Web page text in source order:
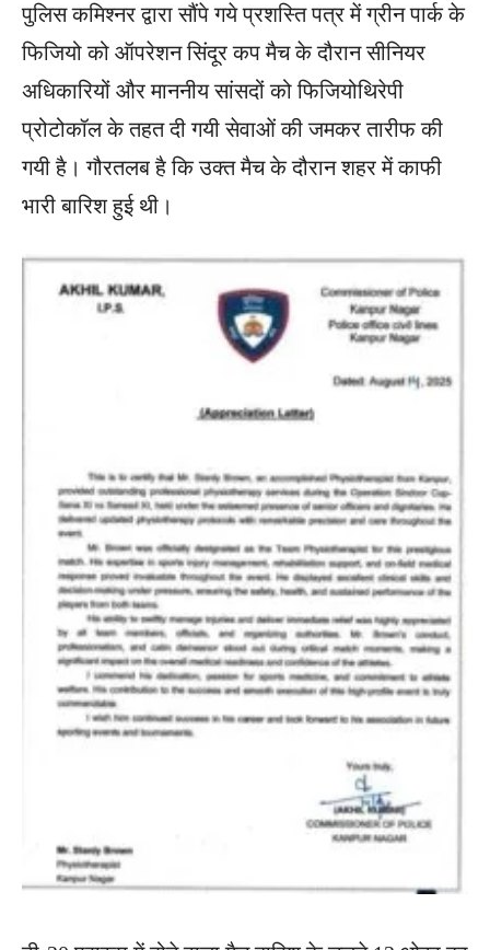
पुलिस कमिश्नर द्वारा सौंपे गये प्रशस्ति पत्र में ग्रीन पार्क के
फिजियो को ऑपरेशन सिंदूर कप मैच के दौरान सीनियर
अधिकारियों और माननीय सांसदों को फिजियोथिरेपी
प्रोटोकॉल के तहत दी गयी सेवाओं की जमकर तारीफ की
गयी है। गौरतलब है कि उक्त मैच के दौरान शहर में काफी
भारी बारिश हुई थी।